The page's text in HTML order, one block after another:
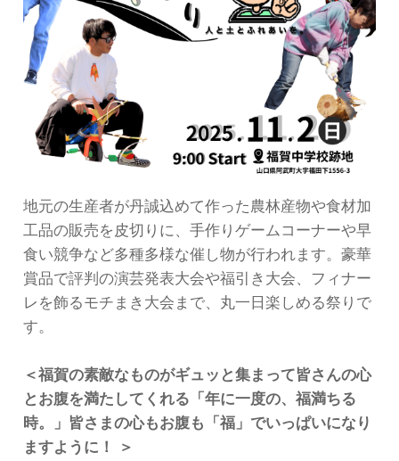
地元の生産者が丹誠込めて作った農林産物や食材加
工品の販売を皮切りに、手作りゲームコーナーや早
食い競争など多種多様な催し物が行われます。豪華
賞品で評判の演芸発表大会や福引き大会、フィナー
レを飾るモチまき大会まで、丸一日楽しめる祭りで
す。
＜福賀の素敵なものがギュッと集まって皆さんの心
とお腹を満たしてくれる「年に一度の、福満ちる
時。」皆さまの心もお腹も「福」でいっぱいになり
ますように！ ＞